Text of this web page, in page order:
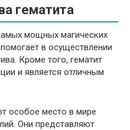
гематита
мощных магических
в осуществлении
Кроме того, гематит
и является отличным
особое место в мире
Они представляют